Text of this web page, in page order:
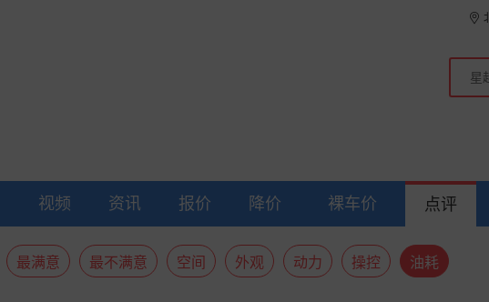
视频 资讯 报价 降价 裸车价 点评
最满意 最不满意 空间 外观 动力 操控 油耗